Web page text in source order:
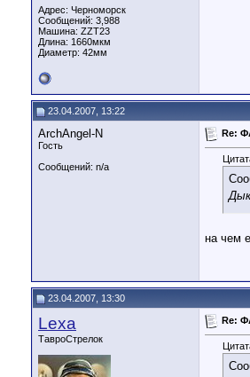
Адрес: Черноморск
Сообщений: 3,988
Машина: ZZT23
Длина: 1660мкм
Диаметр: 42мм
23.04.2007, 13:22
ArchAngel-N
Гость
Сообщений: n/a
Re:
на чем
23.04.2007, 13:30
Lexa
ТавроСтрелок
Re: